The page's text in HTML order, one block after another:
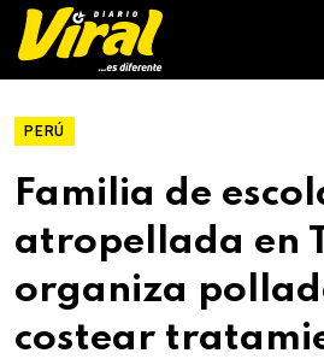
PERÚ
Familia de
atropellada en
organiza
costear